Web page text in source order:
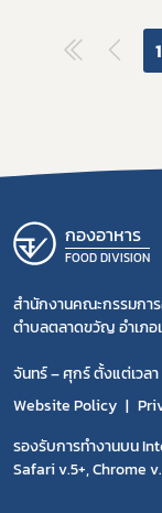
1
กองอาหาร
FOOD DIVISION
สำนักงานคณะกรรมกา
ตำบลตลาดขวัญ อำเภอ
จันทร์ – ศุกร์ ตั้งแต่เวลา
Website Policy
รองรับการทำงานบน
Safari v.5+, Chrome